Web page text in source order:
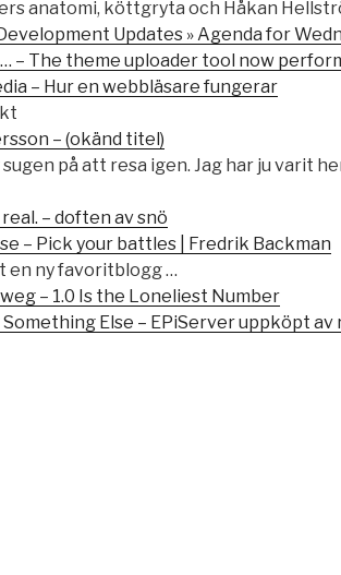
anatomi, köttgryta och Håkan
Updates » Agenda for
– The theme uploader tool now
– Hur en webbläsare fungerar
– (okänd titel)
sugen på att resa igen. Jag har ju varit
– doften av snö
– Pick your battles | Fredrik Backman
en ny favoritblogg …
– 1.0 Is the Loneliest Number
Else – EPiServer uppköpt